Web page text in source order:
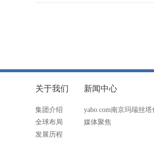
关于我们
集团介绍
全球布局
发展历程
新闻中心
yabo.com南京玛瑞丝
媒体聚焦